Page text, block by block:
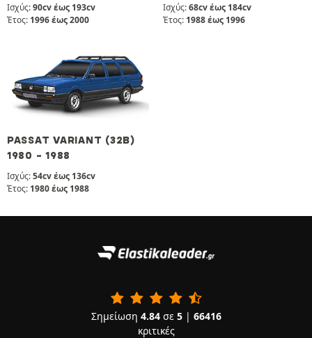
Ισχύς:90cv έως 193cv
Έτος: 1996 έως 2000
Ισχύς:68cv έως 184cv
Έτος: 1988 έως 1996
PASSAT VARIANT (32B)
1980 - 1988
Ισχύς:54cv έως 136cv
Έτος: 1980 έως 1988
Σημείωση 4.84σε 5| 66416
κριτικές